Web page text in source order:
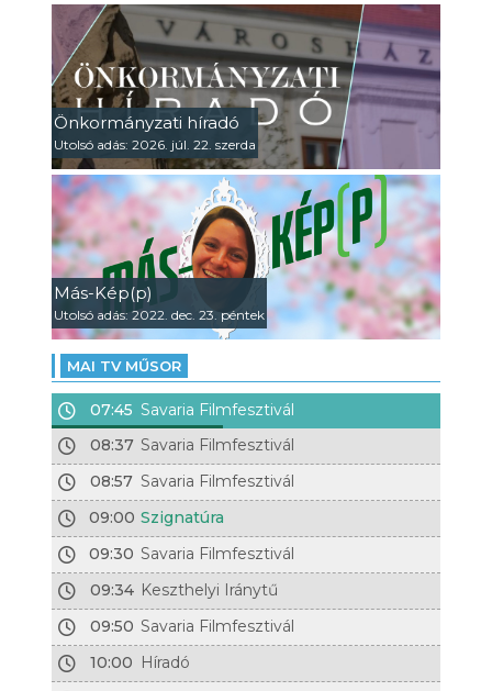
Önkormányzati híradó
Utolsó adás: 2026. júl. 22. szerda
Más-Kép(p)
Utolsó adás: 2022. dec. 23. péntek
MAI TV MŰSOR
07:45 Savaria Filmfesztivál
08:37 Savaria Filmfesztivál
08:57 Savaria Filmfesztivál
09:00 Szignatúra
09:30 Savaria Filmfesztivál
09:34 Keszthelyi Iránytű
09:50 Savaria Filmfesztivál
10:00 Híradó